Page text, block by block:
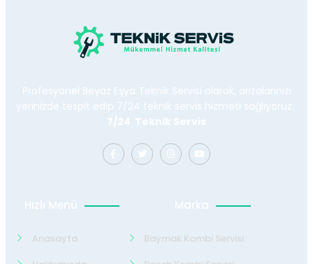
Profesyonel Beyaz Eşya Teknik Servisi olarak, arızalarınızı
yerinizde tespit edip 7/24 teknik servis hizmeti sağlıyoruz.
7/24 Teknik Servis
Hızlı Menü
Anasayfa
Marka
Baymak Kombi Servisi